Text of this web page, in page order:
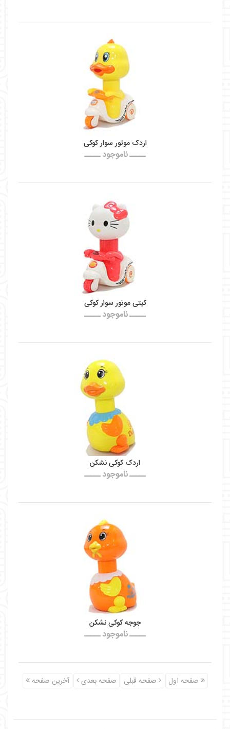
اردک موتور سوار کوکی
ـــــ ناموجود ـــــ
کیتی موتور سوار کوکی
ـــــ ناموجود ـــــ
اردک کوکی نشکن
ـــــ ناموجود ـــــ
جوجه کوکی نشکن
ـــــ ناموجود ـــــ
صفحه اول صفحه قبلی صفحه بعدی آخرین صفحه